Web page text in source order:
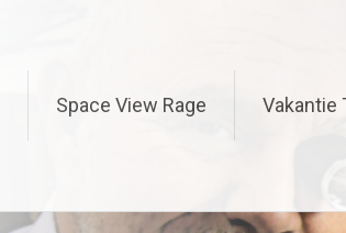
Space View Rage Vakantie